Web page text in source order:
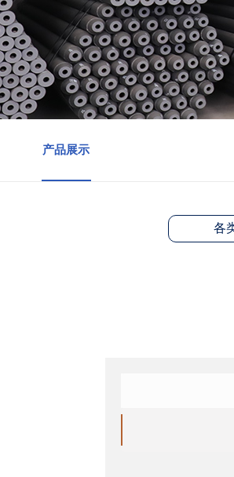
产品展示
各